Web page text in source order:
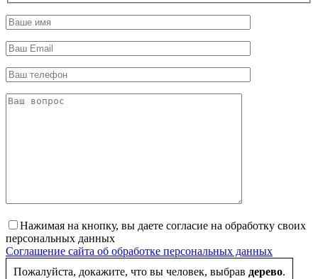
Нажимая на кнопку, вы даете согласие на обработку своих
персональных данных
Соглашение сайта об обработке персональных данных
Пожалуйста, докажите, что вы человек, выбрав дерево.